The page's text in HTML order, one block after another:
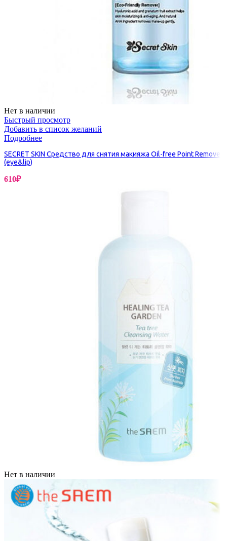
Нет в наличии
Быстрый просмотр
Добавить в список желаний
Подробнее
SECRET SKIN Средство для снятия макияжа Oil-free Point Remover
(eye&lip)
610₽
Нет в наличии